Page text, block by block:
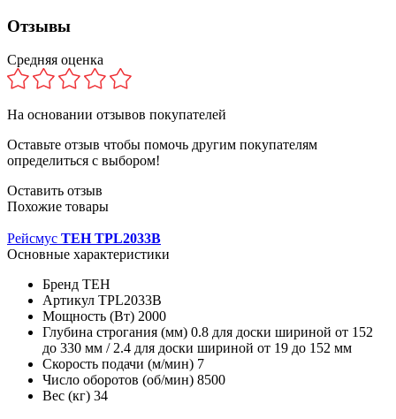
Отзывы
Средняя оценка
На основании отзывов покупателей
Оставьте отзыв чтобы помочь другим покупателям
определиться с выбором!
Оставить отзыв
Похожие товары
Рейсмус TEH TPL2033B
Основные характеристики
Бренд TEH
Артикул TPL2033B
Мощность (Вт) 2000
Глубина строгания (мм) 0.8 для доски шириной от 152
до 330 мм / 2.4 для доски шириной от 19 до 152 мм
Скорость подачи (м/мин) 7
Число оборотов (об/мин) 8500
Вес (кг) 34